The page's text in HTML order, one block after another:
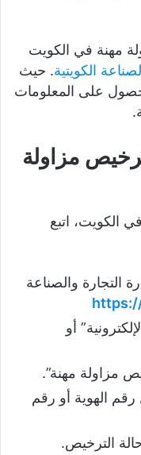
مهنة في الكويت
الكويتية. حيث
على المعلومات
مزاولة
الكويت، اتبع
التجارة والصناعة
أو
مزاولة مهنة”.
رقم الهوية أو رقم
الترخيص.